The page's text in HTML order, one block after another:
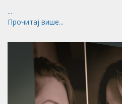
...
Прочитај више...